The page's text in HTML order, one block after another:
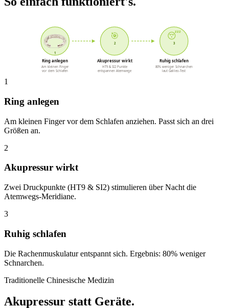
1
Ring anlegen
Am kleinen Finger
vor dem Schlafen
🎯
2
Akupressur wirkt
HT9 & SI2 Punkte
entspannen Atemwege
😴
3
Ruhig schlafen
80% weniger Schnarchen
laut Galileo-Test
1
Ring anlegen
Am kleinen Finger vor dem Schlafen anziehen. Passt sich an drei
Größen an.
2
Akupressur wirkt
Zwei Druckpunkte (HT9 & SI2) stimulieren über Nacht die
Atemwegs-Meridiane.
3
Ruhig schlafen
Die Rachenmuskulatur entspannt sich. Ergebnis: 80% weniger
Schnarchen.
Traditionelle Chinesische Medizin
Akupressur statt Geräte.